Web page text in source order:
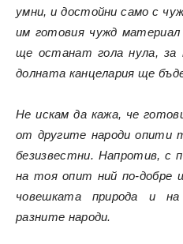
умни, и достойни само с
им готовия чужд
ще останат гола нула,
долната канцелария ще
Не искам да кажа, че
от другите народи опити
безизвестни. Напротив, с
на тоя опит ний по-добре
човешката природа и
разните народи.